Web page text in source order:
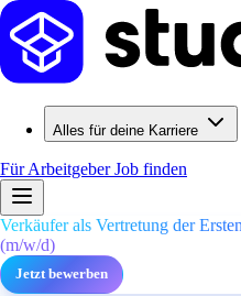
Alles für deine Karriere
Für ArbeitgeberJob finden
Verkäufer als Vertretung der
(m/w/d)
Jetzt bewerben